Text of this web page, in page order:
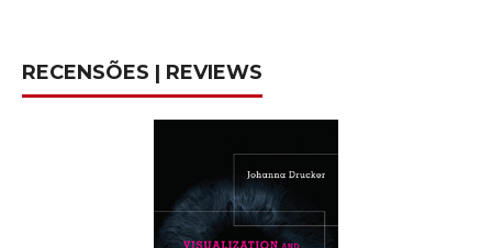
RECENSÕES | REVIEWS